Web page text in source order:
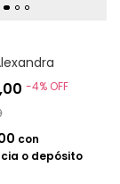
-4% OFF
con
o depósito